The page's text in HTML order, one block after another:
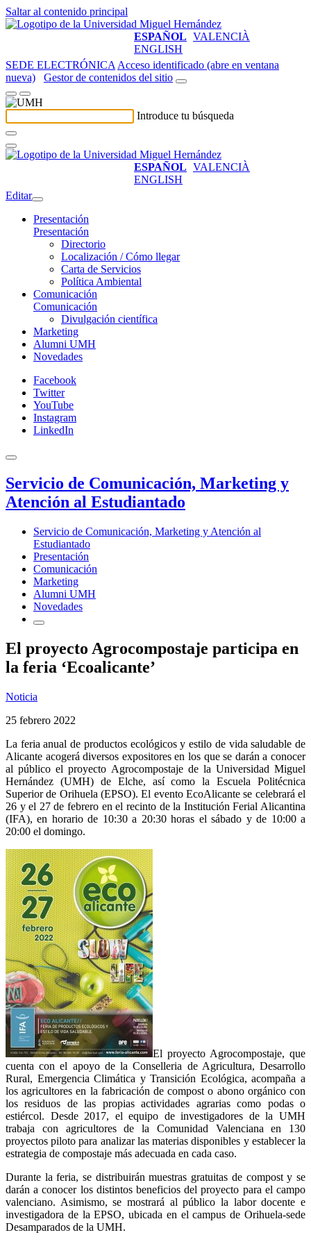
Saltar al contenido principal
ESPAÑOL VALENCIÀ
ENGLISH
SEDE ELECTRÓNICA Acceso identificado (abre en ventana
nueva)
Gestor de contenidos del sitio
Introduce tu búsqueda
ESPAÑOL VALENCIÀ
ENGLISH
Editar
Presentación
Presentación
Directorio
Localización / Cómo llegar
Carta de Servicios
Política Ambiental
Comunicación
Comunicación
Divulgación científica
Marketing
Alumni UMH
Novedades
Facebook
Twitter
YouTube
Instagram
LinkedIn
Servicio de Comunicación, Marketing y
Atención al Estudiantado
Servicio de Comunicación, Marketing y Atención al
Estudiantado
Presentación
Comunicación
Marketing
Alumni UMH
Novedades
El proyecto Agrocompostaje participa en
la feria ‘Ecoalicante’
Noticia
25 febrero 2022
La feria anual de productos ecológicos y estilo de vida saludable de
Alicante acogerá diversos expositores en los que se darán a conocer
al público el proyecto Agrocompostaje de la Universidad Miguel
Hernández (UMH) de Elche, así como la Escuela Politécnica
Superior de Orihuela (EPSO). El evento EcoAlicante se celebrará el
26 y el 27 de febrero en el recinto de la Institución Ferial Alicantina
(IFA), en horario de 10:30 a 20:30 horas el sábado y de 10:00 a
20:00 el domingo.
El proyecto Agrocompostaje, que
cuenta con el apoyo de la Conselleria de Agricultura, Desarrollo
Rural, Emergencia Climática y Transición Ecológica, acompaña a
los agricultores en la fabricación de compost o abono orgánico con
los residuos de las propias actividades agrarias como podas o
estiércol. Desde 2017, el equipo de investigadores de la UMH
trabaja con agricultores de la Comunidad Valenciana en 130
proyectos piloto para analizar las materias disponibles y establecer la
estrategia de compostaje más adecuada en cada caso.
Durante la feria, se distribuirán muestras gratuitas de compost y se
darán a conocer los distintos beneficios del proyecto para el campo
valenciano. Asimismo, se mostrará al público la labor docente e
investigadora de la EPSO, ubicada en el campus de Orihuela-sede
Desamparados de la UMH.